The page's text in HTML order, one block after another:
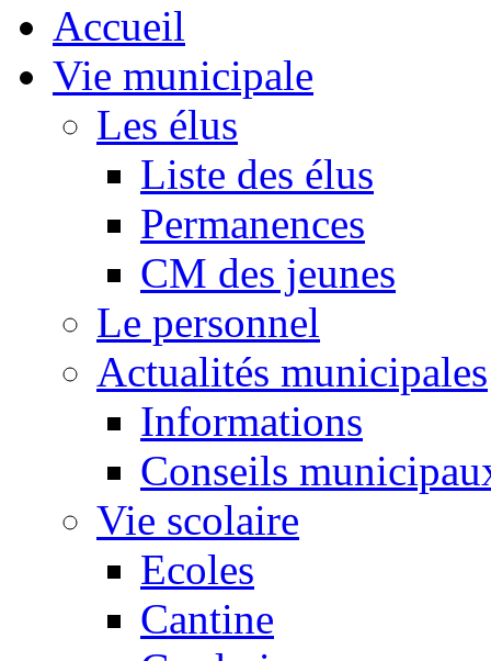
Accueil
Vie municipale
Les élus
Liste des élus
Permanences
CM des jeunes
Le personnel
Actualités municipales
Informations
Conseils
Vie scolaire
Ecoles
Cantine